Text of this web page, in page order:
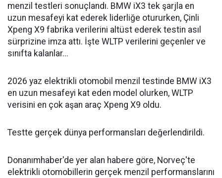
menzil testleri sonuçlandı. BMW iX3 tek şarjla en
uzun mesafeyi kat ederek liderliğe otururken, Çinli
Xpeng X9 fabrika verilerini altüst ederek testin asıl
sürprizine imza attı. İşte WLTP verilerini geçenler ve
sınıfta kalanlar...
2026 yaz elektrikli otomobil menzil testinde BMW iX3
en uzun mesafeyi kat eden model olurken, WLTP
verisini en çok aşan araç Xpeng X9 oldu.
Testte gerçek dünya performansları değerlendirildi.
Donanımhaber'de yer alan habere göre, Norveç'te
elektrikli otomobillerin gerçek menzil performanslarını